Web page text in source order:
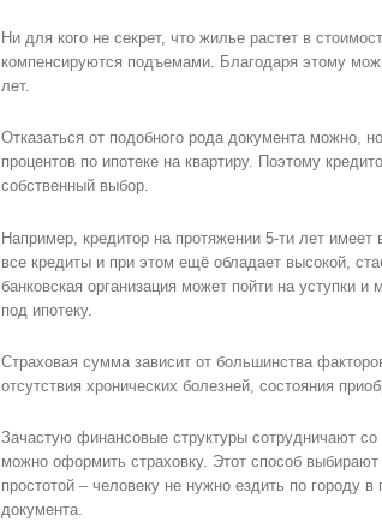
Ни для кого не секрет, что жилье растет в
компенсируются подъемами. Благодаря этому
лет.
Отказаться от подобного рода документа можно,
процентов по ипотеке на квартиру. Поэтому
собственный выбор.
Например, кредитор на протяжении 5-ти лет имеет
все кредиты и при этом ещё обладает высокой,
банковская организация может пойти на уступки
под ипотеку.
Страховая сумма зависит от большинства
отсутствия хронических болезней, состояния
Зачастую финансовые структуры сотрудничают
можно оформить страховку. Этот способ
простотой – человеку не нужно ездить по городу
документа.